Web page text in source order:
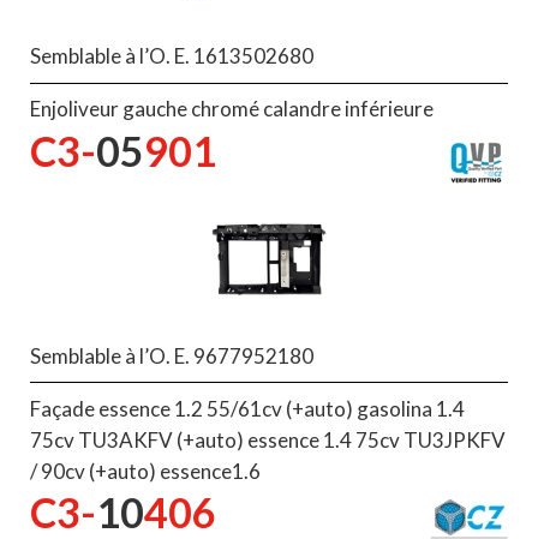
Semblable à l’O. E. 1613502680
Enjoliveur gauche chromé calandre inférieure
C3-05901
Semblable à l’O. E. 9677952180
Façade essence 1.2 55/61cv (+auto) gasolina 1.4
75cv TU3AKFV (+auto) essence 1.4 75cv TU3JPKFV
/ 90cv (+auto) essence1.6
C3-10406